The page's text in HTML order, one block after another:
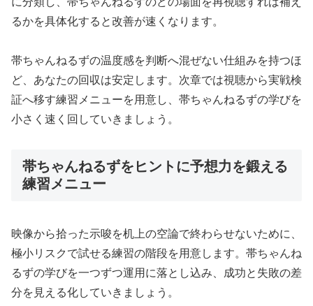
るかを具体化すると改善が速くなります。
帯ちゃんねるずの温度感を判断へ混ぜない仕組みを持つほ
ど、あなたの回収は安定します。次章では視聴から実戦検
証へ移す練習メニューを用意し、帯ちゃんねるずの学びを
小さく速く回していきましょう。
帯ちゃんねるずをヒントに予想力を鍛える
練習メニュー
映像から拾った示唆を机上の空論で終わらせないために、
極小リスクで試せる練習の階段を用意します。帯ちゃんね
るずの学びを一つずつ運用に落とし込み、成功と失敗の差
分を見える化していきましょう。